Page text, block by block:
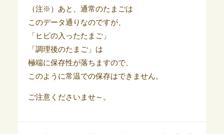
（注※）あと、通常のたまごは
このデータ通りなのですが、
「ヒビの入ったたまご」
「調理後のたまご」は
極端に保存性が落ちますので、
このように常温での保存はできません。
ご注意くださいませ～。